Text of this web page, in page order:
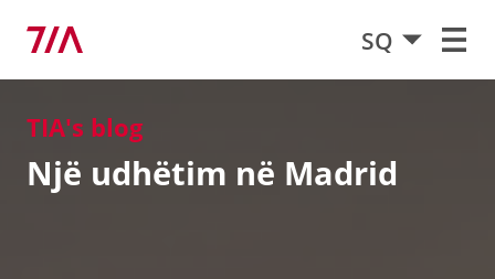
SQ
TIA's blog
Një udhëtim në Madrid